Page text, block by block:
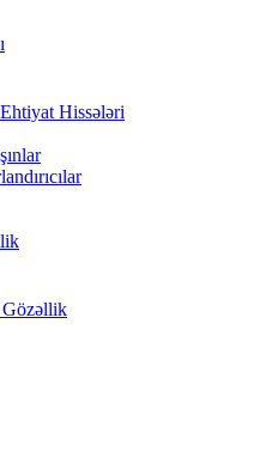
Hissələri
Gözəllik